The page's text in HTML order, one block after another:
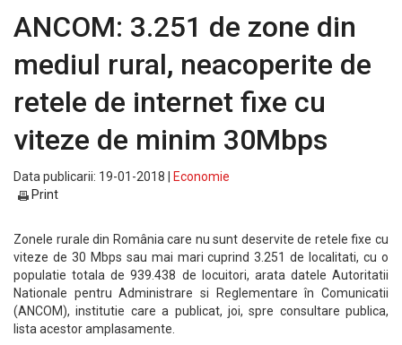
ANCOM: 3.251 de zone din
mediul rural, neacoperite de
retele de internet fixe cu
viteze de minim 30Mbps
Data publicarii: 19-01-2018 |
Economie
Print
Zonele rurale din România care nu sunt deservite de retele fixe cu
viteze de 30 Mbps sau mai mari cuprind 3.251 de localitati, cu o
populatie totala de 939.438 de locuitori, arata datele Autoritatii
Nationale pentru Administrare si Reglementare în Comunicatii
(ANCOM), institutie care a publicat, joi, spre consultare publica,
lista acestor amplasamente.